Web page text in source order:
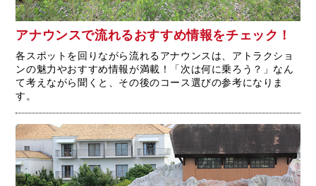
アナウンスで流れるおすすめ情報をチェック！
各スポットを回りながら流れるアナウンスは、アトラクショ
ンの魅力やおすすめ情報が満載！「次は何に乗ろう？」なん
て考えながら聞くと、その後のコース選びの参考になりま
す。